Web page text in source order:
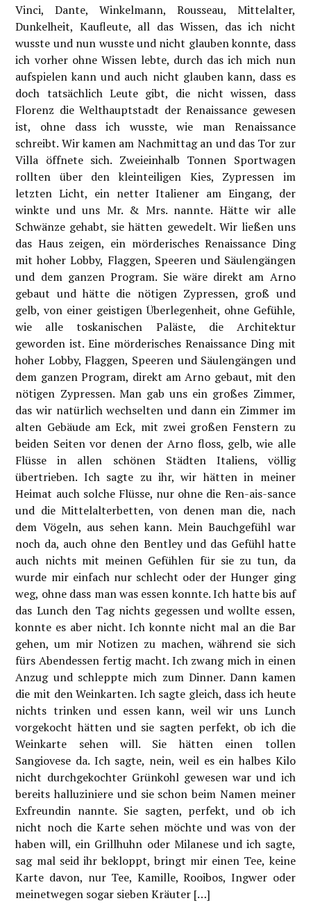
Vinci, Dante, Winkelmann, Rousseau, Mittelalter,
Dunkelheit, Kaufleute, all das Wissen, das ich nicht
wusste und nun wusste und nicht glauben konnte, dass
ich vorher ohne Wissen lebte, durch das ich mich nun
aufspielen kann und auch nicht glauben kann, dass es
doch tatsächlich Leute gibt, die nicht wissen, dass
Florenz die Welthauptstadt der Renaissance gewesen
ist, ohne dass ich wusste, wie man Renaissance
schreibt. Wir kamen am Nachmittag an und das Tor zur
Villa öffnete sich. Zweieinhalb Tonnen Sportwagen
rollten über den kleinteiligen Kies, Zypressen im
letzten Licht, ein netter Italiener am Eingang, der
winkte und uns Mr. & Mrs. nannte. Hätte wir alle
Schwänze gehabt, sie hätten gewedelt. Wir ließen uns
das Haus zeigen, ein mörderisches Renaissance Ding
mit hoher Lobby, Flaggen, Speeren und Säulengängen
und dem ganzen Program. Sie wäre direkt am Arno
gebaut und hätte die nötigen Zypressen, groß und
gelb, von einer geistigen Überlegenheit, ohne Gefühle,
wie alle toskanischen Paläste, die Architektur
geworden ist. Eine mörderisches Renaissance Ding mit
hoher Lobby, Flaggen, Speeren und Säulengängen und
dem ganzen Program, direkt am Arno gebaut, mit den
nötigen Zypressen. Man gab uns ein großes Zimmer,
das wir natürlich wechselten und dann ein Zimmer im
alten Gebäude am Eck, mit zwei großen Fenstern zu
beiden Seiten vor denen der Arno floss, gelb, wie alle
Flüsse in allen schönen Städten Italiens, völlig
übertrieben. Ich sagte zu ihr, wir hätten in meiner
Heimat auch solche Flüsse, nur ohne die Ren-ais-sance
und die Mittelalterbetten, von denen man die, nach
dem Vögeln, aus sehen kann. Mein Bauchgefühl war
noch da, auch ohne den Bentley und das Gefühl hatte
auch nichts mit meinen Gefühlen für sie zu tun, da
wurde mir einfach nur schlecht oder der Hunger ging
weg, ohne dass man was essen konnte. Ich hatte bis auf
das Lunch den Tag nichts gegessen und wollte essen,
konnte es aber nicht. Ich konnte nicht mal an die Bar
gehen, um mir Notizen zu machen, während sie sich
fürs Abendessen fertig macht. Ich zwang mich in einen
Anzug und schleppte mich zum Dinner. Dann kamen
die mit den Weinkarten. Ich sagte gleich, dass ich heute
nichts trinken und essen kann, weil wir uns Lunch
vorgekocht hätten und sie sagten perfekt, ob ich die
Weinkarte sehen will. Sie hätten einen tollen
Sangiovese da. Ich sagte, nein, weil es ein halbes Kilo
nicht durchgekochter Grünkohl gewesen war und ich
bereits halluziniere und sie schon beim Namen meiner
Exfreundin nannte. Sie sagten, perfekt, und ob ich
nicht noch die Karte sehen möchte und was von der
haben will, ein Grillhuhn oder Milanese und ich sagte,
sag mal seid ihr bekloppt, bringt mir einen Tee, keine
Karte davon, nur Tee, Kamille, Rooibos, Ingwer oder
meinetwegen sogar sieben Kräuter […]